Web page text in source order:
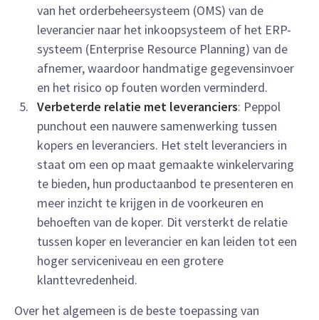
van het orderbeheersysteem (OMS) van de
leverancier naar het inkoopsysteem of het ERP-
systeem (Enterprise Resource Planning) van de
afnemer, waardoor handmatige gegevensinvoer
en het risico op fouten worden verminderd.
Verbeterde relatie met leveranciers: Peppol
punchout een nauwere samenwerking tussen
kopers en leveranciers. Het stelt leveranciers in
staat om een op maat gemaakte winkelervaring
te bieden, hun productaanbod te presenteren en
meer inzicht te krijgen in de voorkeuren en
behoeften van de koper. Dit versterkt de relatie
tussen koper en leverancier en kan leiden tot een
hoger serviceniveau en een grotere
klanttevredenheid.
Over het algemeen is de beste toepassing van